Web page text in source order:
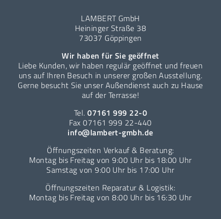
LAMBERT GmbH
Heininger Straße 38
73037 Göppingen
Wir haben für Sie geöffnet
Liebe Kunden, wir haben regulär geöffnet und freuen
uns auf Ihren Besuch in unserer großen Ausstellung.
Gerne besucht Sie unser Außendienst auch zu Hause
auf der Terrasse!
Tel.07161 999 22-0
Fax 07161 999 22-440
info@lambert-gmbh.de
Öffnungszeiten Verkauf & Beratung:
Montag bis Freitag von 9:00 Uhr bis 18:00 Uhr
Samstag von 9:00 Uhr bis 17:00 Uhr
Öffnungszeiten Reparatur & Logistik:
Montag bis Freitag von 8:00 Uhr bis 16:30 Uhr